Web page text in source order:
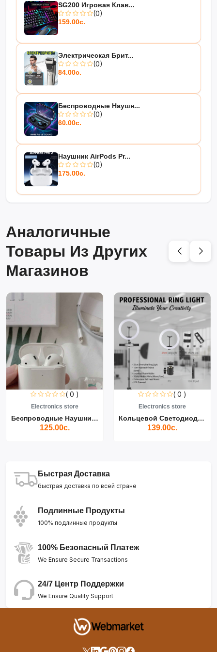
SG200 Игровая Клав...
(0)
159.00с.
Электрическая Брит...
(0)
84.00с.
Беспроводные Наушн...
(0)
60.00с.
Наушник AirPods Pr...
(0)
175.00с.
Аналогичные
Товары Из Других
Магазинов
( 0 )
Electronics store
Беспроводные Наушники Air...
125.00с.
( 0 )
Electronics store
Кольцевой Светодиодный Св...
139.00с.
Быстрая Доставка
быстрая доставка по всей стране
Подлинные Продукты
100% подлинные продукты
100% Безопасный Платеж
We Ensure Secure Transactions
24/7 Центр Поддержки
We Ensure Quality Support